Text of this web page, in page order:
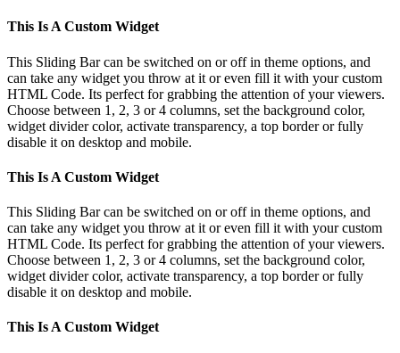
This Is A Custom Widget
This Sliding Bar can be switched on or off in theme options, and
can take any widget you throw at it or even fill it with your custom
HTML Code. Its perfect for grabbing the attention of your viewers.
Choose between 1, 2, 3 or 4 columns, set the background color,
widget divider color, activate transparency, a top border or fully
disable it on desktop and mobile.
This Is A Custom Widget
This Sliding Bar can be switched on or off in theme options, and
can take any widget you throw at it or even fill it with your custom
HTML Code. Its perfect for grabbing the attention of your viewers.
Choose between 1, 2, 3 or 4 columns, set the background color,
widget divider color, activate transparency, a top border or fully
disable it on desktop and mobile.
This Is A Custom Widget